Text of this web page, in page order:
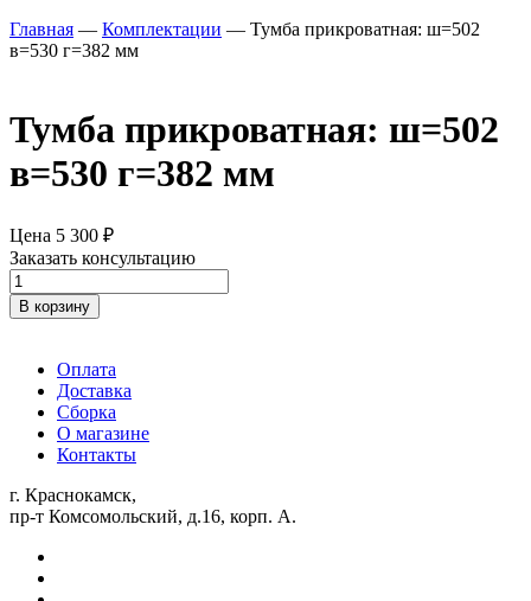
Главная — Комплектации — Тумба прикроватная: ш=502
в=530 г=382 мм
Тумба прикроватная: ш=502
в=530 г=382 мм
Цена 5 300 ₽
Заказать консультацию
Количество
товара
Тумба
ш=502
в=530
г=382
В корзину
Оплата
Доставка
Сборка
О магазине
Контакты
г. Краснокамск,
пр-т Комсомольский, д.16, корп. А.